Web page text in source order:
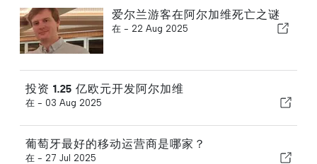
爱尔兰游客在阿尔加维死亡之谜
在 - 22 Aug 2025
投资 1.25 亿欧元开发阿尔加维
在 - 03 Aug 2025
葡萄牙最好的移动运营商是哪家？
在 - 27 Jul 2025